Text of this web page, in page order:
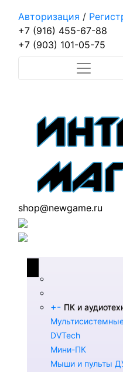
Авторизация /
+7 (916) 455-67-88
+7 (903) 101-05-75
shop@newgame.ru
+- ПК и
DVTech
Мини-ПК
Мыши и пульты